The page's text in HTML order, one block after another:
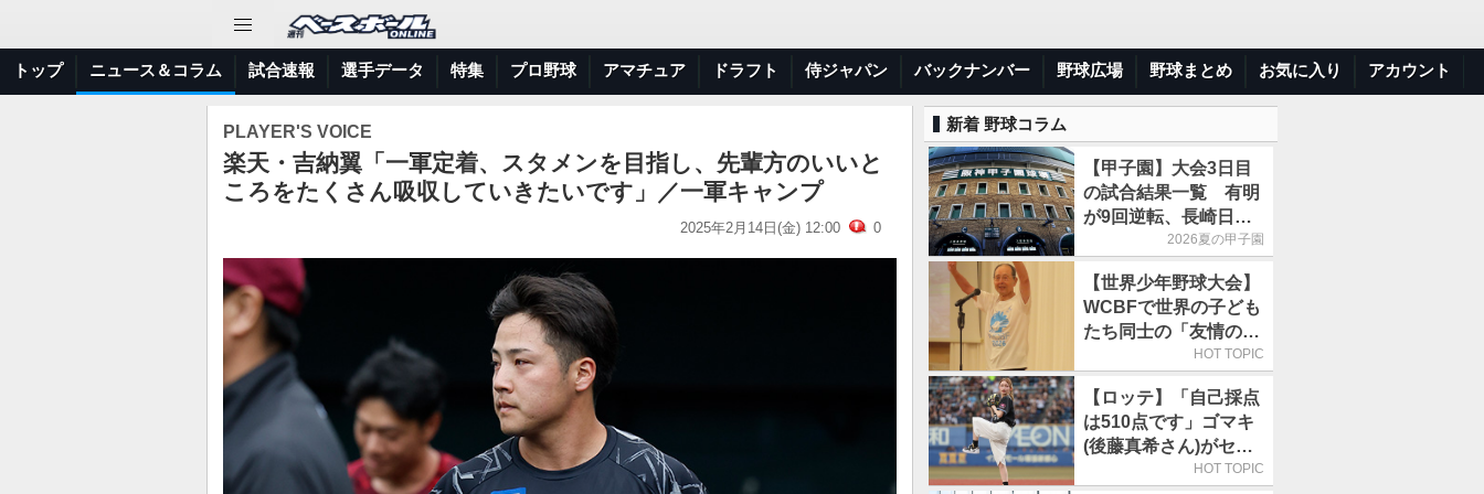
トップ ニュース＆コラム 試合速報 選手データ 特集 プロ野球 アマチュア ドラフト 侍ジャパン バックナンバー 野球広場 野球まとめ お気に入り アカウント
PLAYER'S VOICE
楽天・吉納翼「一軍定着、スタメンを目指し、先輩方のいいと
ころをたくさん吸収していきたいです」／一軍キャンプ
2025年2月14日(金) 12:00 0
新着 野球コラム
【甲子園】大会3日目
の試合結果一覧 有明
が9回逆転、長崎日大
は15得点で大勝2026夏の甲子園
【世界少年野球大会】
WCBFで世界の子ども
たち同士の「友情の
輪」が広がる理由HOT TOPIC
【ロッテ】「自己採点
は510点です」ゴマキ
(後藤真希さん)がセレ
モニアルピッチHOT TOPIC